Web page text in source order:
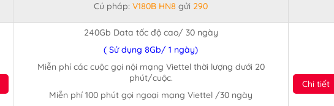
Cú pháp: V180B HN8 gửi 290
240Gb Data tốc độ cao/ 30 ngày
( Sử dụng 8Gb/ 1 ngày)
Miễn phí các cuộc gọi nội mạng Viettel thời lượng dưới 20
phút/cuộc.
Miễn phí 100 phút gọi ngoại mạng Viettel /30 ngày
Chi tiết